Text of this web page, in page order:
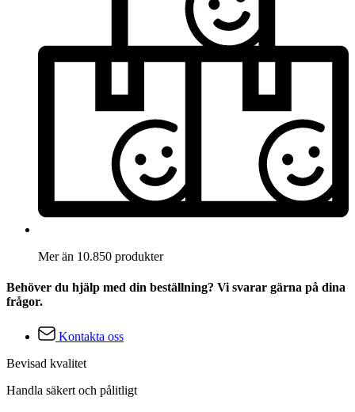
Mer än 10.850 produkter
Behöver du hjälp med din beställning? Vi svarar gärna på dina
frågor.
Kontakta oss
Bevisad kvalitet
Handla säkert och pålitligt